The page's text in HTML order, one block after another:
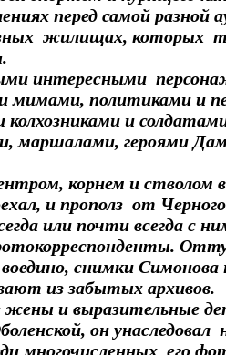
перед самой разной
жилищах, которых
интересными
мимами, политиками и
колхозниками и
маршалами, героями
корнем и стволом
и прополз от
или почти всегда с
воедино, снимки
из забытых архивов.
жены и выразительные
он унаследовал
многочисленных его